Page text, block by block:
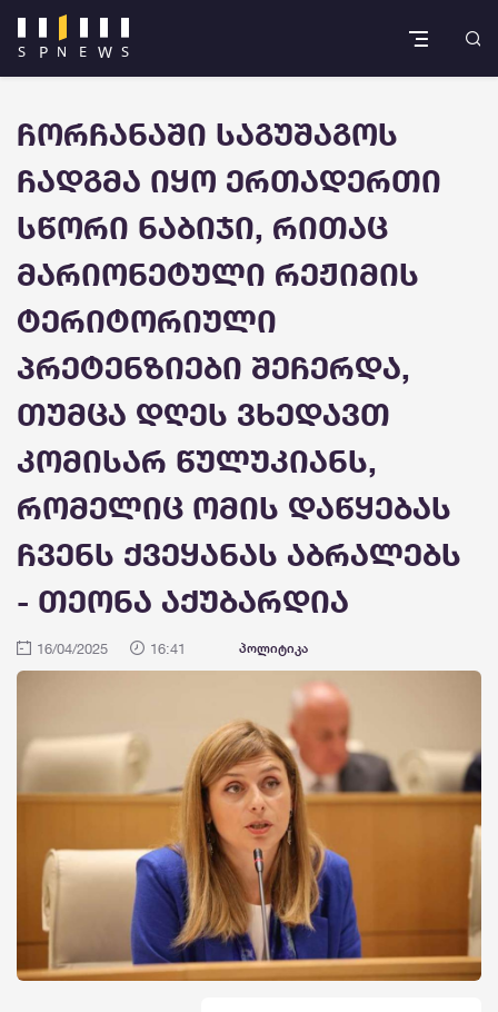
ჩორჩანაში საგუშაგოს
ჩადგმა იყო ერთადერთი
სწორი ნაბიჯი, რითაც
მარიონეტული რეჟიმის
ტერიტორიული
პრეტენზიები შეჩერდა,
თუმცა დღეს ვხედავთ
კომისარ წულუკიანს,
რომელიც ომის დაწყებას
ჩვენს ქვეყანას აბრალებს
- თეონა აქუბარდია
16/04/2025 16:41 პოლიტიკა